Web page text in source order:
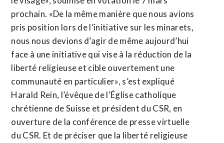
prochain. «De la même manière que nous avions
pris position lors de l’initiative sur les minarets,
nous nous devions d’agir de même aujourd’hui
face à une initiative qui vise à la réduction de la
liberté religieuse et cible ouvertement une
communauté en particulier», s’est expliqué
Harald Rein, l’évêque de l’Église catholique
chrétienne de Suisse et président du CSR, en
ouverture de la conférence de presse virtuelle
du CSR. Et de préciser que la liberté religieuse